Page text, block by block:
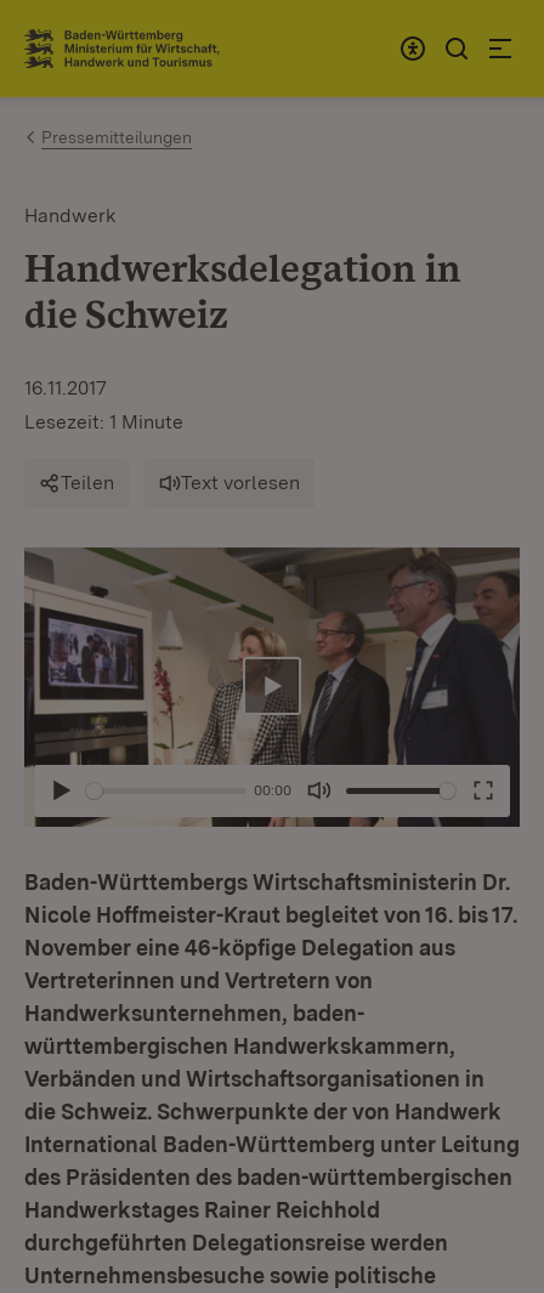
Zum Inhalt springen
Link zur Startseite
Pressemitteilungen
Handwerk
Handwerksdelegation in
die Schweiz
16.11.2017
Lesezeit: 1 Minute
Teilen Text vorlesen
Abspielen
00:00
Mute
Enter
Abspielen
Baden-Württembergs Wirtschaftsministerin Dr.
Nicole Hoffmeister-Kraut begleitet von 16. bis 17.
November eine 46-köpfige Delegation aus
Vertreterinnen und Vertretern von
Handwerksunternehmen, baden-
württembergischen Handwerkskammern,
Verbänden und Wirtschaftsorganisationen in
die Schweiz. Schwerpunkte der von Handwerk
International Baden-Württemberg unter Leitung
des Präsidenten des baden-württembergischen
Handwerkstages Rainer Reichhold
durchgeführten Delegationsreise werden
Unternehmensbesuche sowie politische